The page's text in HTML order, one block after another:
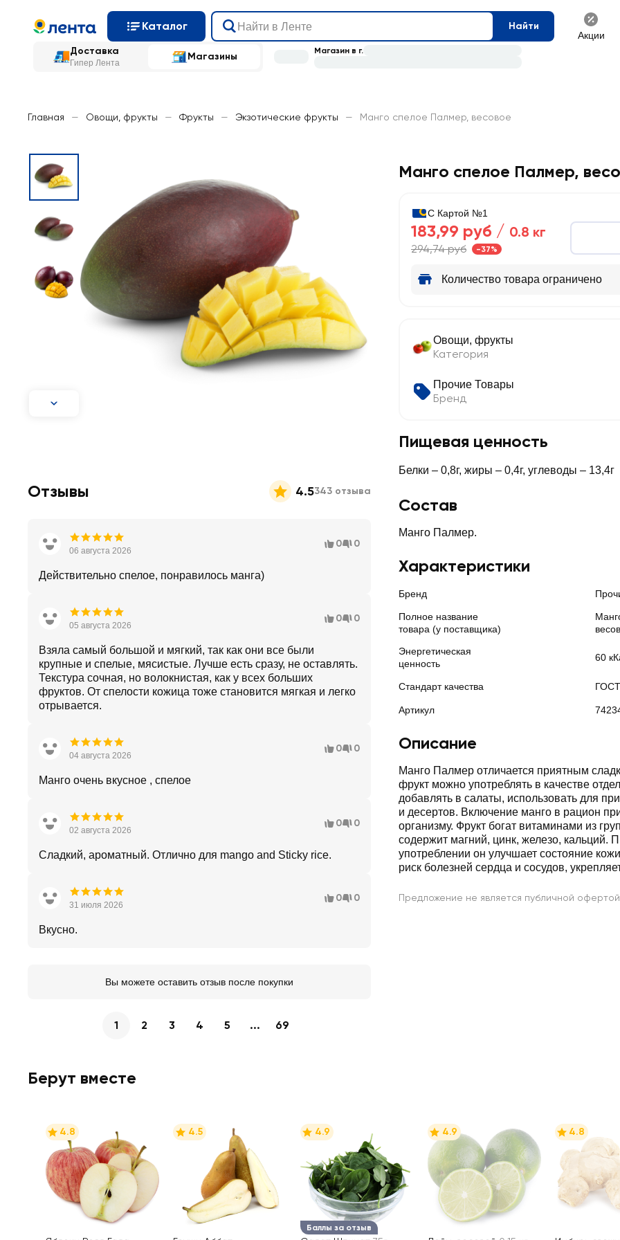
Каталог Найти
Акции
Доставка
Гипер Лента
Магазины Магазин в г.
Главная — Овощи, фрукты — Фрукты — Экзотические фрукты — Манго спелое Палмер, весовое
Манго спелое Палмер,
С Картой №1
183,99 руб / 0.8 кг
294,74 руб -37%
Количество товара ограничено
Овощи, фрукты
Категория
Прочие Товары
Бренд
Пищевая ценность
Белки – 0,8г, жиры – 0,4г, углеводы – 13,4г
Состав
Манго Палмер.
Характеристики
Бренд
Полное название
товара (у поставщика)
Энергетическая
ценность
60
Стандарт качества ГОСТ
Артикул
Описание
Манго Палмер отличается приятным
фрукт можно употреблять в качестве
добавлять в салаты, использовать для
и десертов. Включение манго в рацион
организму. Фрукт богат витаминами из
содержит магний, цинк, железо, кальций.
употреблении он улучшает состояние
риск болезней сердца и сосудов,
Предложение не является публичной офертой
Отзывы 4.5343 отзыва
06 августа 2026
0 0
Действительно спелое, понравилось манга)
05 августа 2026
0 0
Взяла самый большой и мягкий, так как они все были
крупные и спелые, мясистые. Лучше есть сразу, не оставлять.
Текстура сочная, но волокнистая, как у всех больших
фруктов. От спелости кожица тоже становится мягкая и легко
отрывается.
04 августа 2026
0 0
Манго очень вкусное , спелое
02 августа 2026
0 0
Сладкий, ароматный. Отлично для mango and Sticky rice.
31 июля 2026
0 0
Вкусно.
Вы можете оставить отзыв после покупки
1 2 3 4 5 ... 69
Берут вместе
4.8 4.5
Баллы за отзыв
4.9 4.9 4.8